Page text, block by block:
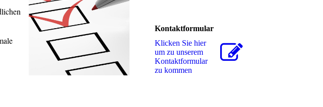
Kontaktformular
Klicken Sie hier
um zu unserem
Kon­takt­for­mu­lar
zu kommen